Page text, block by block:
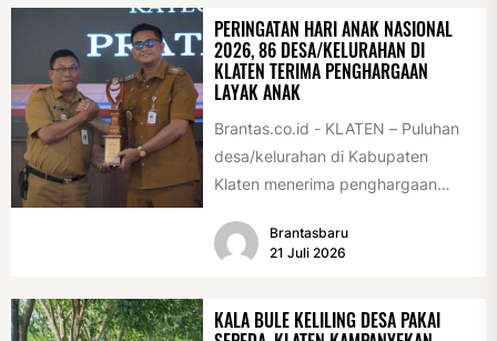
PERINGATAN HARI ANAK NASIONAL
2026, 86 DESA/KELURAHAN DI
KLATEN TERIMA PENGHARGAAN
LAYAK ANAK
Brantas.co.id - KLATEN – Puluhan
desa/kelurahan di Kabupaten
Klaten menerima penghargaan
2026. Penghargaan tersebut
Brantasbaru
21 Juli 2026
KALA BULE KELILING DESA PAKAI